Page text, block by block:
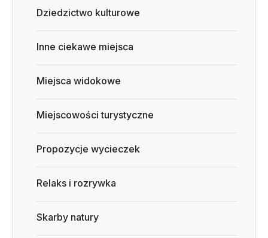
Dziedzictwo kulturowe
Inne ciekawe miejsca
Miejsca widokowe
Miejscowości turystyczne
Propozycje wycieczek
Relaks i rozrywka
Skarby natury